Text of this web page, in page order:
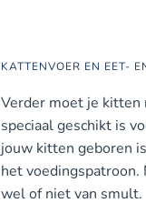
KATTENVOER EN EET-
Verder moet je kitten
speciaal geschikt is
jouw kitten geboren
het voedingspatroon.
wel of niet van smult.